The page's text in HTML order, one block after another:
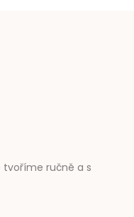
tvoříme ručně a s